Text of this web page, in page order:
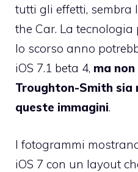
tutti gli effetti, sembra
the Car. La
lo scorso anno
iOS 7.1 beta 4, ma
Troughton-Smith
queste immagini.
I fotogrammi
iOS 7 con un layout